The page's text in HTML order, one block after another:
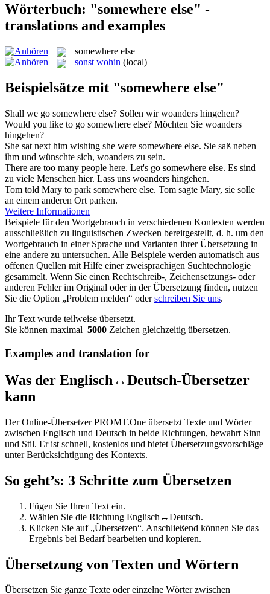
Wörterbuch: "somewhere else" -
translations and examples
somewhere else
sonst wohin (local)
Beispielsätze mit "somewhere else"
Shall we go somewhere else? Sollen wirwoanders hingehen?
Would you like to go somewhere else? Möchten Sie woanders
hingehen?
She sat next him wishing she were somewhere else. Sie saß neben
ihm und wünschte sich, woanders zu sein.
There are too many people here. Let's go somewhere else. Es sind
zu viele Menschen hier. Lass uns woanders hingehen.
Tom told Mary to park somewhere else. Tom sagte Mary, sie solle
an einem anderen Ort parken.
Weitere Informationen
Beispiele für den Wortgebrauch in verschiedenen Kontexten werden
ausschließlich zu linguistischen Zwecken bereitgestellt, d. h. um den
Wortgebrauch in einer Sprache und Varianten ihrer Übersetzung in
eine andere zu untersuchen. Alle Beispiele werden automatisch aus
offenen Quellen mit Hilfe einer zweisprachigen Suchtechnologie
gesammelt. Wenn Sie einen Rechtschreib-, Zeichensetzungs- oder
anderen Fehler im Original oder in der Übersetzung finden, nutzen
Sie die Option „Problem melden“ oderschreiben Sie uns.
Ihr Text wurde teilweise übersetzt.
Sie können maximal 5000 Zeichen gleichzeitig übersetzen.
Examples and translation for
Was der Englisch↔Deutsch-Übersetzer
kann
Der Online-Übersetzer PROMT.One übersetzt Texte und Wörter
zwischen Englisch und Deutsch in beide Richtungen, bewahrt Sinn
und Stil. Er ist schnell, kostenlos und bietet Übersetzungsvorschläge
unter Berücksichtigung des Kontexts.
So geht’s: 3 Schritte zum Übersetzen
Fügen Sie Ihren Text ein.
Wählen Sie die Richtung Englisch↔Deutsch.
Klicken Sie auf „Übersetzen“. Anschließend können Sie das
Ergebnis bei Bedarf bearbeiten und kopieren.
Übersetzung von Texten und Wörtern
Übersetzen Sie ganze Texte oder einzelne Wörter zwischen